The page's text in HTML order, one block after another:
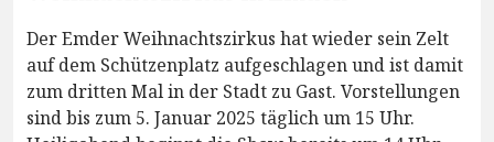
Der Emder Weihnachtszirkus hat wieder sein Zelt
auf dem Schützenplatz aufgeschlagen und ist damit
zum dritten Mal in der Stadt zu Gast. Vorstellungen
sind bis zum 5. Januar 2025 täglich um 15 Uhr.